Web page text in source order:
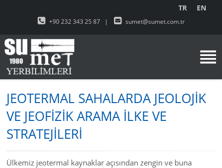
+90 232 343 25 87| sumet@sumet.com.tr
TR EN
JEOTERMAL SAHALARDA JEOLOJİK
VE JEOFİZİK ARAMA İLKE VE
STRATEJİLERİ
Ülkemiz jeotermal kaynaklar açısından zengin ve buna